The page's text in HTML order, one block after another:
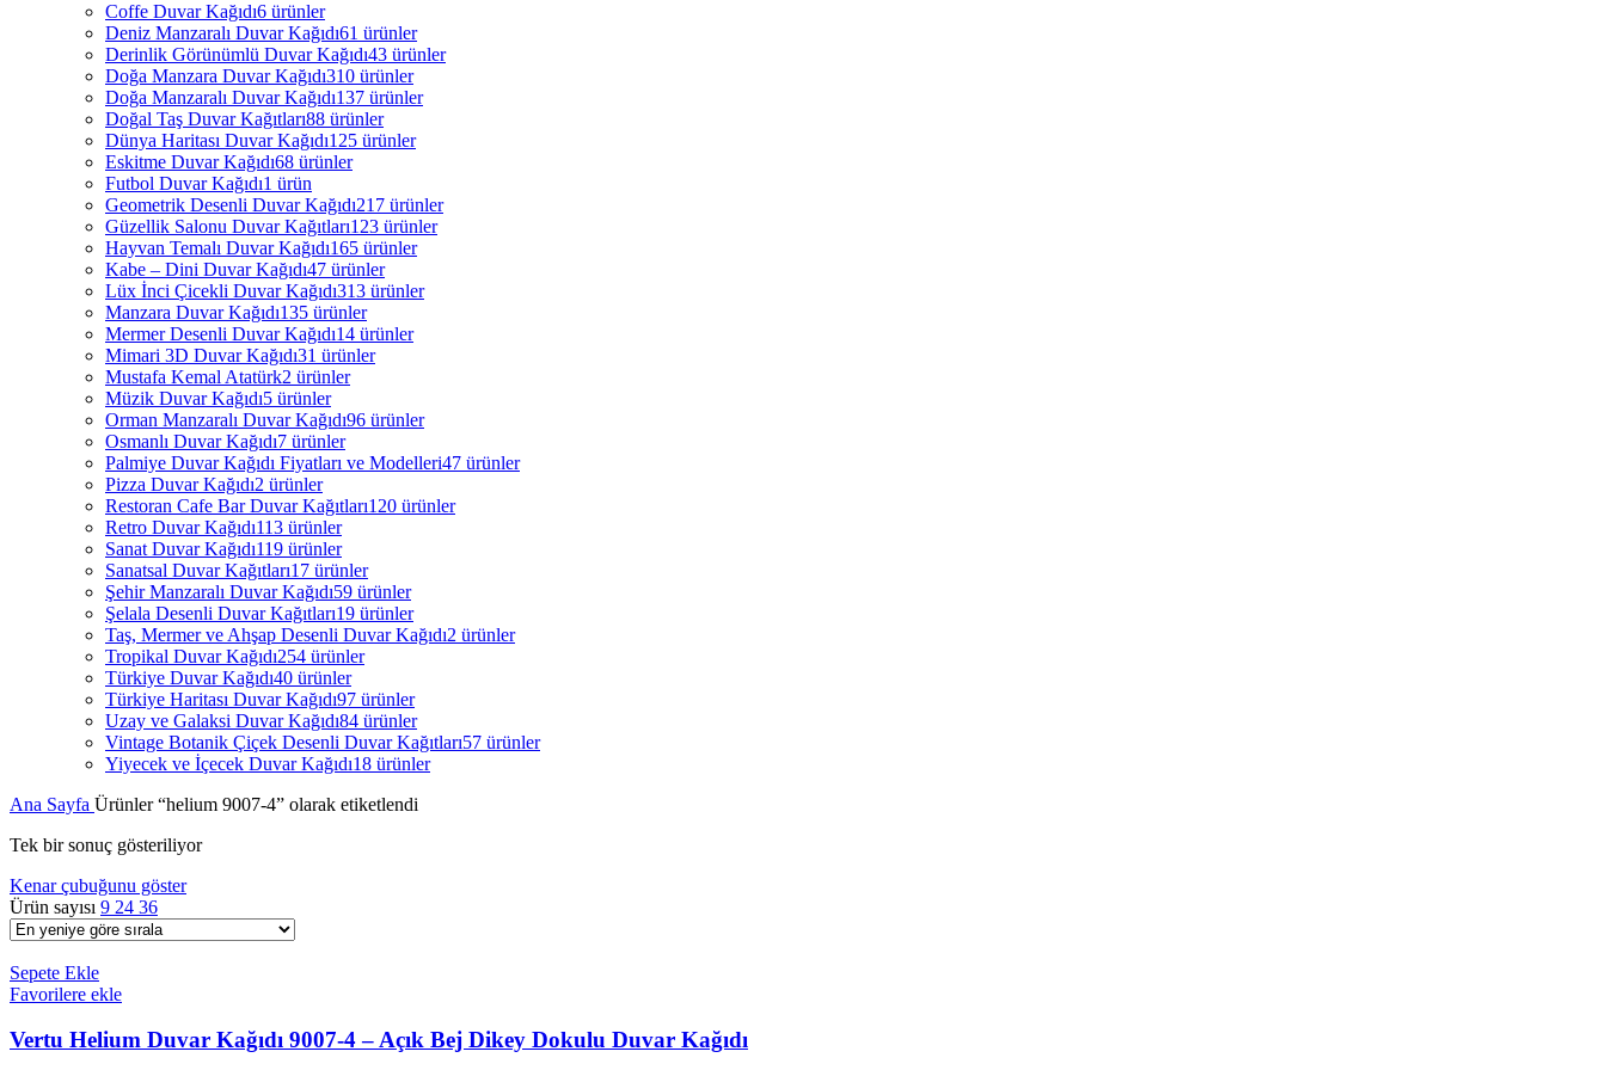
Coffe Duvar Kağıdı6 ürünler
Deniz Manzaralı Duvar Kağıdı61 ürünler
Derinlik Görünümlü Duvar Kağıdı43 ürünler
Doğa Manzara Duvar Kağıdı310 ürünler
Doğa Manzaralı Duvar Kağıdı137 ürünler
Doğal Taş Duvar Kağıtları88 ürünler
Dünya Haritası Duvar Kağıdı125 ürünler
Eskitme Duvar Kağıdı68 ürünler
Futbol Duvar Kağıdı1 ürün
Geometrik Desenli Duvar Kağıdı217 ürünler
Güzellik Salonu Duvar Kağıtları123 ürünler
Hayvan Temalı Duvar Kağıdı165 ürünler
Kabe – Dini Duvar Kağıdı47 ürünler
Lüx İnci Çicekli Duvar Kağıdı313 ürünler
Manzara Duvar Kağıdı135 ürünler
Mermer Desenli Duvar Kağıdı14 ürünler
Mimari 3D Duvar Kağıdı31 ürünler
Mustafa Kemal Atatürk2 ürünler
Müzik Duvar Kağıdı5 ürünler
Orman Manzaralı Duvar Kağıdı96 ürünler
Osmanlı Duvar Kağıdı7 ürünler
Palmiye Duvar Kağıdı Fiyatları ve Modelleri47 ürünler
Pizza Duvar Kağıdı2 ürünler
Restoran Cafe Bar Duvar Kağıtları120 ürünler
Retro Duvar Kağıdı113 ürünler
Sanat Duvar Kağıdı119 ürünler
Sanatsal Duvar Kağıtları17 ürünler
Şehir Manzaralı Duvar Kağıdı59 ürünler
Şelala Desenli Duvar Kağıtları19 ürünler
Taş, Mermer ve Ahşap Desenli Duvar Kağıdı2 ürünler
Tropikal Duvar Kağıdı254 ürünler
Türkiye Duvar Kağıdı40 ürünler
Türkiye Haritası Duvar Kağıdı97 ürünler
Uzay ve Galaksi Duvar Kağıdı84 ürünler
Vintage Botanik Çiçek Desenli Duvar Kağıtları57 ürünler
Yiyecek ve İçecek Duvar Kağıdı18 ürünler
Ana Sayfa Ürünler “helium 9007-4” olarak etiketlendi
Tek bir sonuç gösteriliyor
Kenar çubuğunu göster
Ürün sayısı 9 24 36
Sepete Ekle
Favorilere ekle
Vertu Helium Duvar Kağıdı 9007-4 – Açık Bej Dikey Dokulu Duvar Kağıdı